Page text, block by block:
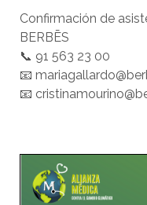
Confirmación de
BERBĒS
📞 91 563 23 00
📧
📧